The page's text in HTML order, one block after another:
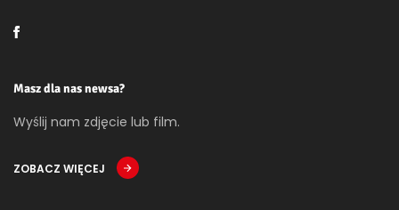
Masz dla nas newsa?
Wyślij nam zdjęcie lub film.
ZOBACZ WIĘCEJ